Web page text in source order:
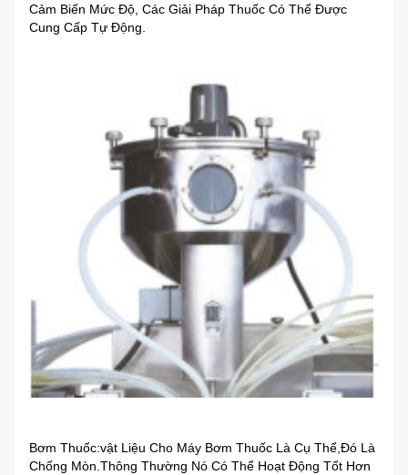
Cảm Biến Mức Độ, Các Giải Pháp Thuốc Có Thể Được
Cung Cấp Tự Động.
Bơm Thuốc:vật Liệu Cho Máy Bơm Thuốc Là Cụ Thể,đó Là
Chống Mòn.Thông Thường Nó Có Thể Hoạt Động Tốt Hơn